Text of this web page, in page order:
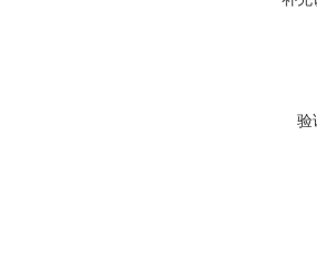
验